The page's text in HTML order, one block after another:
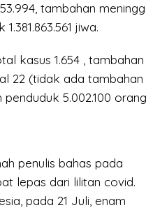
tambahan
jiwa.
kasus 1.654 , tambahan
22 (tidak ada tambahan
5.002.100
penulis bahas pada
lepas dari lilitan covid.
pada 21 Juli, enam